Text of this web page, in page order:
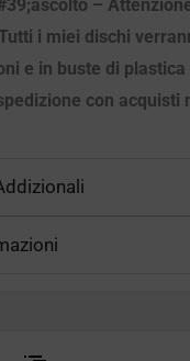
–
i miei dischi
e in buste di plastica
con acquisti